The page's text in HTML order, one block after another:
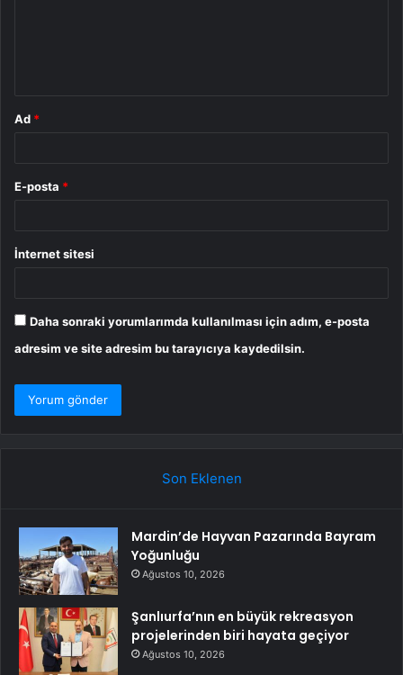
Ad *
E-posta *
İnternet sitesi
Daha sonraki yorumlarımda kullanılması için adım, e-posta
adresim ve site adresim bu tarayıcıya kaydedilsin.
Son Eklenen
Mardin’de Hayvan Pazarında Bayram
Yoğunluğu
Ağustos 10, 2026
Şanlıurfa’nın en büyük rekreasyon
projelerinden biri hayata geçiyor
Ağustos 10, 2026